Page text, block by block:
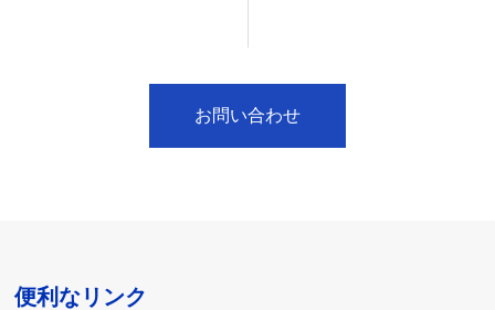
お問い合わせ
便利なリンク